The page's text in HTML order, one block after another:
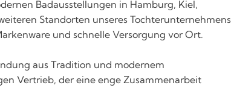
Badausstellungen in Hamburg, Kiel,
Standorten unseres Tochterunternehmens
und schnelle Versorgung vor Ort.
aus Tradition und modernem
Vertrieb, der eine enge Zusammenarbeit